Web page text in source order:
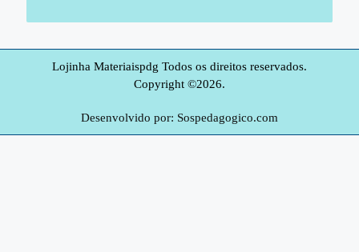
Lojinha Materiaispdg Todos os direitos reservados.
Copyright ©2026.
Desenvolvido por: Sospedagogico.com